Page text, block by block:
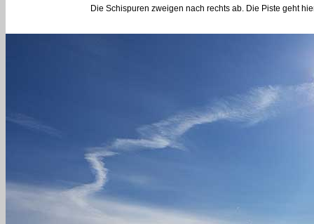
Die Schispuren zweigen nach rechts ab. Die Piste geht